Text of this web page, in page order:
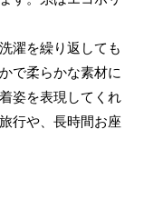
濯を繰り返しても
で柔らかな素材に
姿を表現してくれ
行や、長時間お座